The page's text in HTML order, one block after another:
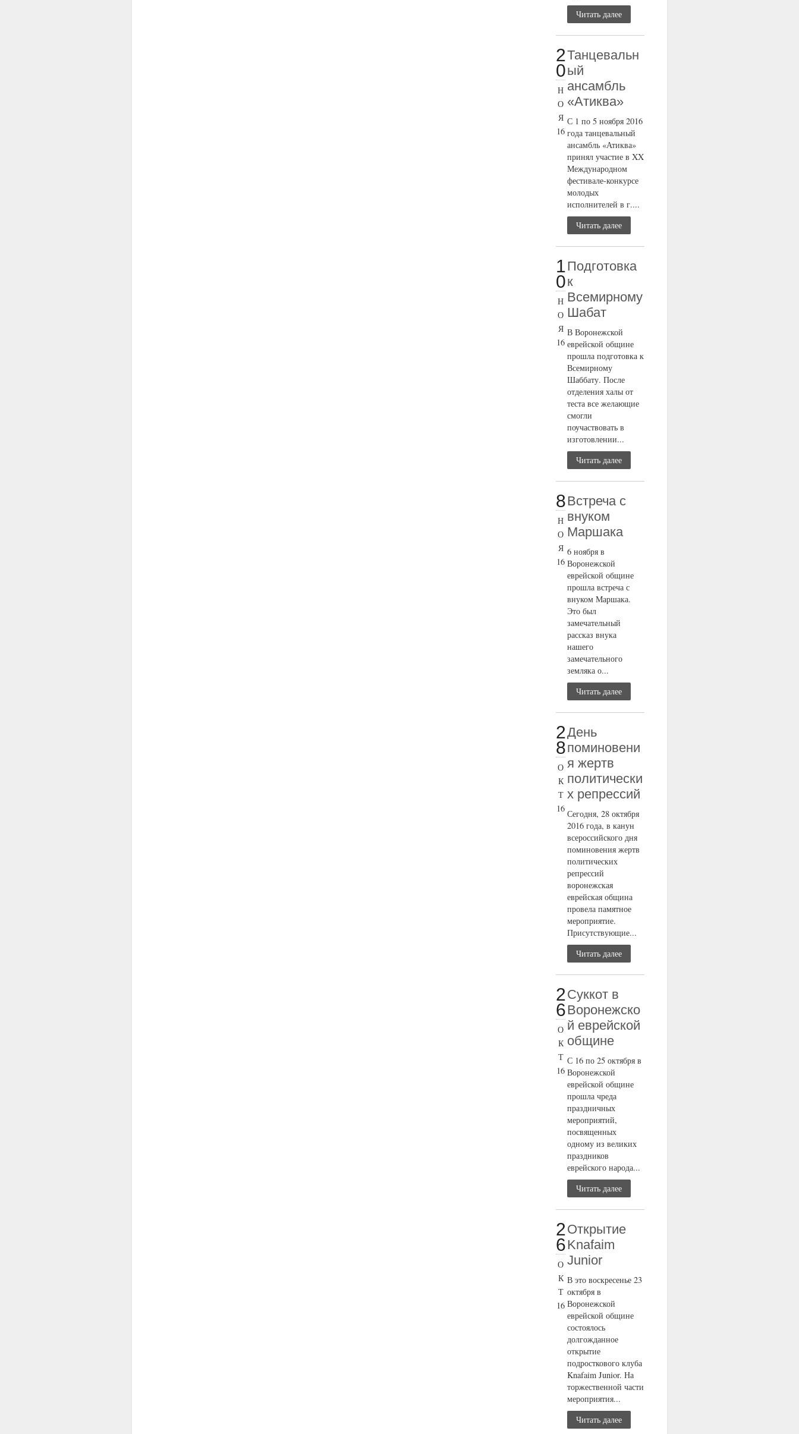
Читать далее
2
0
Н
О
Я
16
Танцевальн
ый
ансамбль
«Атиква»
С 1 по 5 ноября 2016
года танцевальный
ансамбль «Атиква»
принял участие в XX
Международном
фестивале-конкурсе
молодых
исполнителей в г....
Читать далее
1
0
Н
О
Я
16
Подготовка
к
Всемирному
Шабат
В Воронежской
еврейской общине
прошла подготовка к
Всемирному
Шаббату. После
отделения халы от
теста все желающие
смогли
поучаствовать в
изготовлении...
Читать далее
8
Н
О
Я
16
Встреча с
внуком
Маршака
6 ноября в
Воронежской
еврейской общине
прошла встреча с
внуком Маршака.
Это был
замечательный
рассказ внука
нашего
замечательного
земляка о...
Читать далее
2
8
О
К
Т
16
День
поминовени
я жертв
политически
х репрессий
Сегодня, 28 октября
2016 года, в канун
всероссийского дня
поминовения жертв
политических
репрессий
воронежская
еврейская община
провела памятное
мероприятие.
Присутствующие...
Читать далее
2
6
О
К
Т
16
Суккот в
Воронежско
й еврейской
общине
С 16 по 25 октября в
Воронежской
еврейской общине
прошла чреда
праздничных
мероприятий,
посвященных
одному из великих
праздников
еврейского народа...
Читать далее
2
6
О
К
Т
16
Открытие
Knafaim
Junior
В это воскресенье 23
октября в
Воронежской
еврейской общине
состоялось
долгожданное
открытие
подросткового клуба
Knafaim Junior. На
торжественной части
мероприятия...
Читать далее